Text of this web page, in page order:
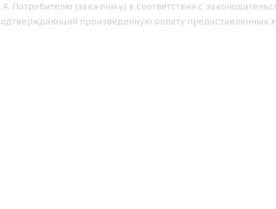
Потребителю (заказчику) в соответствии с
произведенную оплату предоставленных